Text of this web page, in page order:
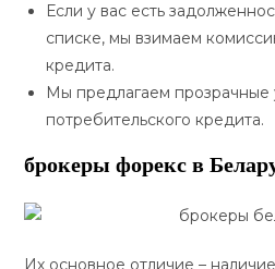
Если у вас есть
списке, мы взимаем
кредита.
Мы предлагаем прозрачные
потребительского кредита.
брокеры форекс в
Их основное отличие –